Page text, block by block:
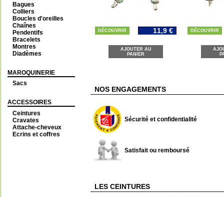
Bagues
Colliers
Boucles d'oreilles
Chaînes
Pendentifs
Bracelets
Montres
Diadèmes
MAROQUINERIE
Sacs
ACCESSOIRES
Ceintures
Cravates
Attache-cheveux
Ecrins et coffres
DÉCOUVRIR 11,9 €
AJOUTER AU
PANIER
DÉCOUVRIR
NOS ENGAGEMENTS
Sécurité et confidentialité
Satisfait ou remboursé
LES CEINTURES